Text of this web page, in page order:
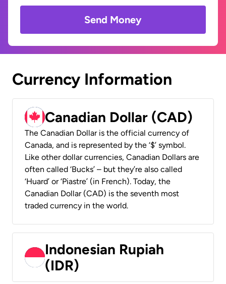
Send Money
Currency Information
Canadian Dollar (CAD)
The Canadian Dollar is the official currency of
Canada, and is represented by the ‘$’ symbol.
Like other dollar currencies, Canadian Dollars are
often called ‘Bucks’ – but they’re also called
‘Huard’ or ‘Piastre’ (in French). Today, the
Canadian Dollar (CAD) is the seventh most
traded currency in the world.
Indonesian Rupiah
(IDR)